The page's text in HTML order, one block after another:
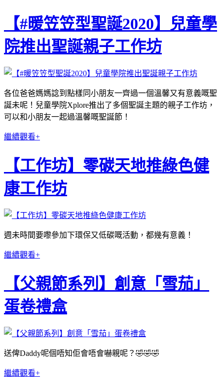
【#暖笠笠型聖誕2020】兒童學
院推出聖誕親子工作坊
各位爸爸媽媽諗到點樣同小朋友一齊過一個溫馨又有意義嘅聖
誕未呢！兒童學院Xplore推出了多個聖誕主題的親子工作坊，
可以和小朋友一起過溫馨嘅聖誕節！
繼續觀看+
【工作坊】零碳天地推綠色健
康工作坊
週未時間要嚟參加下環保又低碳嘅活動，都幾有意義！
繼續觀看+
【父親節系列】創意「雪茄」
蛋卷禮盒
送俾Daddy呢個唔知佢會唔會嚇親呢？🤣🤣🤣
繼續觀看+